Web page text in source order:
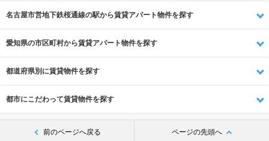
名古屋市営地下鉄桜通線の駅から賃貸アパート物件を探す
愛知県の市区町村から賃貸アパート物件を探す
都道府県別に賃貸物件を探す
都市にこだわって賃貸物件を探す
前のページへ戻る ページの先頭へ